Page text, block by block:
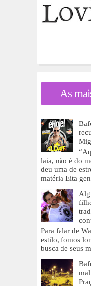
As
laia, não é do
deu uma de
matéria Eita
Para falar de
estilo, fomos
busca de seus